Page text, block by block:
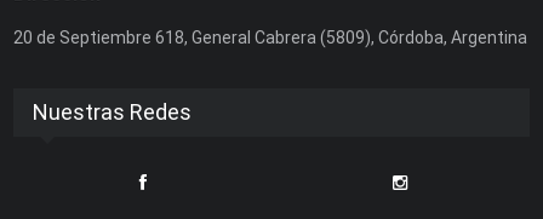
20 de Septiembre 618, General Cabrera (5809), Córdoba, Argentina
Nuestras Redes